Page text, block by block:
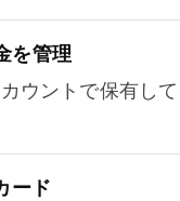
を管理
ウントで保有し
ード